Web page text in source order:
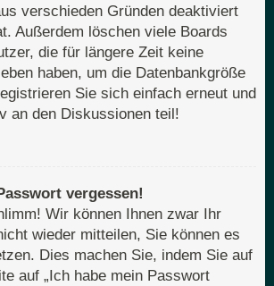
verschieden Gründen deaktiviert
Außerdem löschen viele Boards
die für längere Zeit keine
haben, um die Datenbankgröße
Sie sich einfach erneut und
an den Diskussionen teil!
vergessen!
Wir können Ihnen zwar Ihr
wieder mitteilen, Sie können es
Dies machen Sie, indem Sie auf
auf „Ich habe mein Passwort